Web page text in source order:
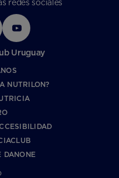
redes sociales
Uruguay
NUTRILON?
DANONE